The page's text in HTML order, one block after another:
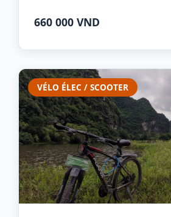
660 000 VND
VÉLO ÉLEC / SCOOTER